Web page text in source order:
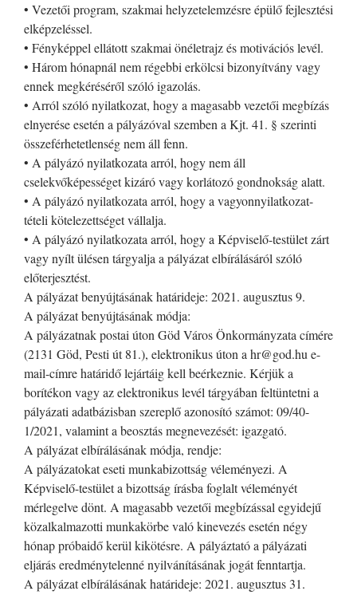
• Vezetői program, szakmai helyzetelemzésre épülő fejlesztési
elképzeléssel.
• Fényképpel ellátott szakmai önéletrajz és motivációs levél.
• Három hónapnál nem régebbi erkölcsi bizonyítvány vagy
ennek megkéréséről szóló igazolás.
• Arról szóló nyilatkozat, hogy a magasabb vezetői megbízás
elnyerése esetén a pályázóval szemben a Kjt. 41. § szerinti
összeférhetetlenség nem áll fenn.
• A pályázó nyilatkozata arról, hogy nem áll
cselekvőképességet kizáró vagy korlátozó gondnokság alatt.
• A pályázó nyilatkozata arról, hogy a vagyonnyilatkozat-
tételi kötelezettséget vállalja.
• A pályázó nyilatkozata arról, hogy a Képviselő-testület zárt
vagy nyílt ülésen tárgyalja a pályázat elbírálásáról szóló
előterjesztést.
A pályázat benyújtásának határideje: 2021. augusztus 9.
A pályázat benyújtásának módja:
A pályázatnak postai úton Göd Város Önkormányzata címére
(2131 Göd, Pesti út 81.), elektronikus úton a hr@god.hu e-
mail-címre határidő lejártáig kell beérkeznie. Kérjük a
borítékon vagy az elektronikus levél tárgyában feltüntetni a
pályázati adatbázisban szereplő azonosító számot: 09/40-
1/2021, valamint a beosztás megnevezését: igazgató.
A pályázat elbírálásának módja, rendje:
A pályázatokat eseti munkabizottság véleményezi. A
Képviselő-testület a bizottság írásba foglalt véleményét
mérlegelve dönt. A magasabb vezetői megbízással egyidejű
közalkalmazotti munkakörbe való kinevezés esetén négy
hónap próbaidő kerül kikötésre. A pályáztató a pályázati
eljárás eredménytelenné nyilvánításának jogát fenntartja.
A pályázat elbírálásának határideje: 2021. augusztus 31.